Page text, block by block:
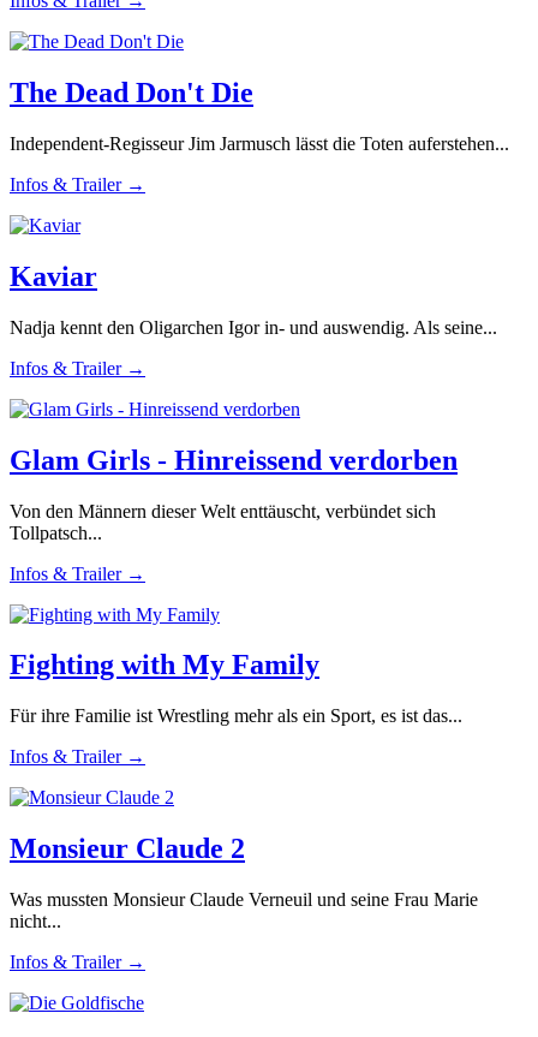
The Dead Don't Die
Independent-Regisseur Jim Jarmusch lässt die Toten auferstehen...
Infos & Trailer →
Kaviar
Nadja kennt den Oligarchen Igor in- und auswendig. Als seine...
Infos & Trailer →
Glam Girls - Hinreissend verdorben
Von den Männern dieser Welt enttäuscht, verbündet sich
Tollpatsch...
Infos & Trailer →
Fighting with My Family
Für ihre Familie ist Wrestling mehr als ein Sport, es ist das...
Infos & Trailer →
Monsieur Claude 2
Was mussten Monsieur Claude Verneuil und seine Frau Marie
nicht...
Infos & Trailer →